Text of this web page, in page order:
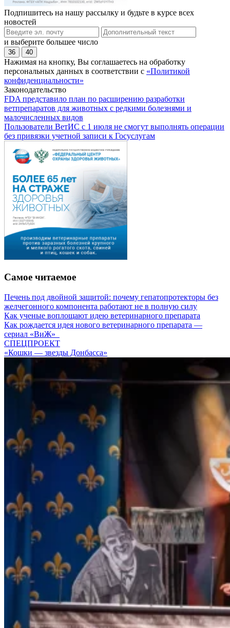
Подпишитесь на нашу рассылку и будьте в курсе всех
новостей
и выберите большее число
36 40
Нажимая на кнопку, Вы соглашаетесь на обработку
персональных данных в соответствии с «Политикой
конфиденциальности»
Законодательство
FDA представило план по расширению разработки
ветпрепаратов для животных с редкими болезнями и
малочисленных видов
Пользователи ВетИС с 1 июля не смогут выполнять операции
без привязки учетной записи к Госуслугам
Самое читаемое
Печень под двойной защитой: почему гепатопротекторы без
желчегонного компонента работают не в полную силу
Как ученые воплощают идею ветеринарного препарата
Как рождается идея нового ветеринарного препарата —
сериал «ВиЖ»
СПЕЦПРОЕКТ
«Кошки — звезды Донбасса»